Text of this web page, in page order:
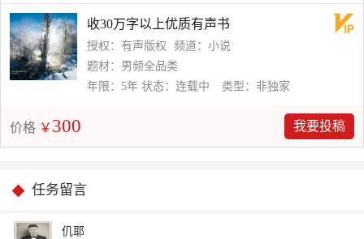
收30万字以上优质有声书
授权：有声版权
频道：小说
题材：男频全品类
年限：5年 状态：连载中 类型：非独家
价格 ￥ 300 我要投稿
任务留言
仉耶